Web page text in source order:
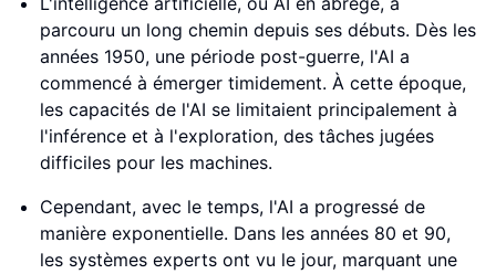
parcouru un long chemin depuis ses débuts. Dès les
années 1950, une période post-guerre, l'AI a
commencé à émerger timidement. À cette époque,
les capacités de l'AI se limitaient principalement à
l'inférence et à l'exploration, des tâches jugées
difficiles pour les machines.
Cependant, avec le temps, l'AI a progressé de
manière exponentielle. Dans les années 80 et 90,
les systèmes experts ont vu le jour, marquant une